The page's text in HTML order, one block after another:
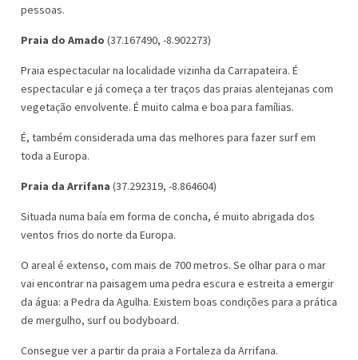
pessoas.
Praia do Amado (37.167490, -8.902273)
Praia espectacular na localidade vizinha da Carrapateira. É
espectacular e já começa a ter traços das praias alentejanas com
vegetação envolvente. É muito calma e boa para famílias.
É, também considerada uma das melhores para fazer surf em
toda a Europa.
Praia da Arrifana (37.292319, -8.864604)
Situada numa baía em forma de concha, é muito abrigada dos
ventos frios do norte da Europa.
O areal é extenso, com mais de 700 metros. Se olhar para o mar
vai encontrar na paisagem uma pedra escura e estreita a emergir
da água: a Pedra da Agulha. Existem boas condições para a prática
de mergulho, surf ou bodyboard.
Consegue ver a partir da praia a Fortaleza da Arrifana.